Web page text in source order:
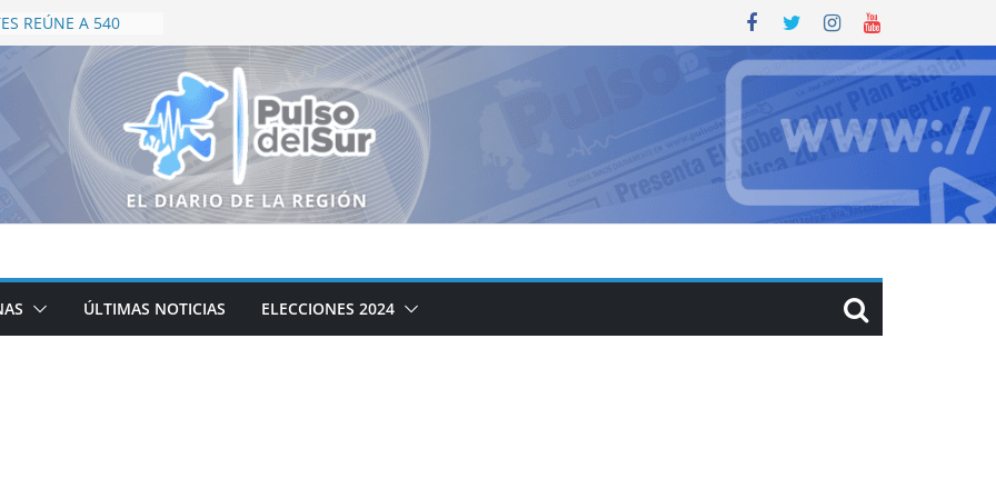
REÚNE A 540
CAMPEONATO
INSPIRA Y
NARANJA
CAMPEONES EN
LA PALMA
PARA TARJETA
50% EN
TURÍSTICOS
MEJÍA HARO
DE
ÚLTIMAS NOTICIAS ELECCIONES 2024